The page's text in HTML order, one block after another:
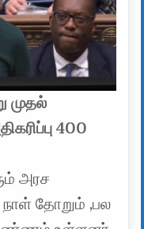
முதல்
400
அரச
தோறும் ,பல